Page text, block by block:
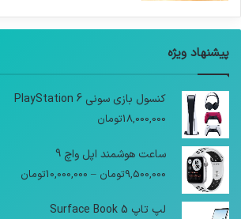
پیشنهاد ویژه
کنسول بازی سونی PlayStation 6
18,000,000تومان
ساعت هوشمند اپل واچ 9
9,500,000تومان –
10,000,000تومان
لپ تاپ Surface Book 5